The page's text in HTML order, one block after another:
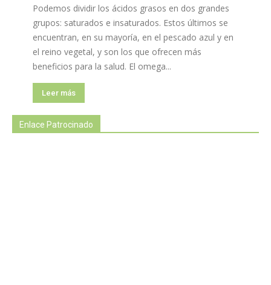
Podemos dividir los ácidos grasos en dos grandes
grupos: saturados e insaturados. Estos últimos se
encuentran, en su mayoría, en el pescado azul y en
el reino vegetal, y son los que ofrecen más
beneficios para la salud. El omega...
Leer más
Enlace Patrocinado